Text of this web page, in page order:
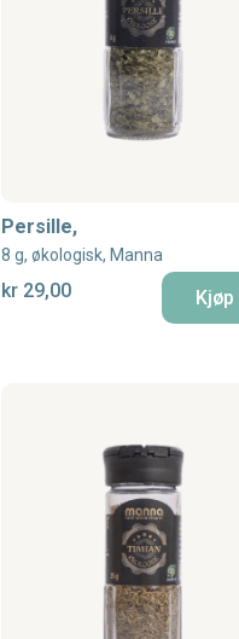
Persille,
8 g, økologisk, Manna
kr 29,00 Kjøp